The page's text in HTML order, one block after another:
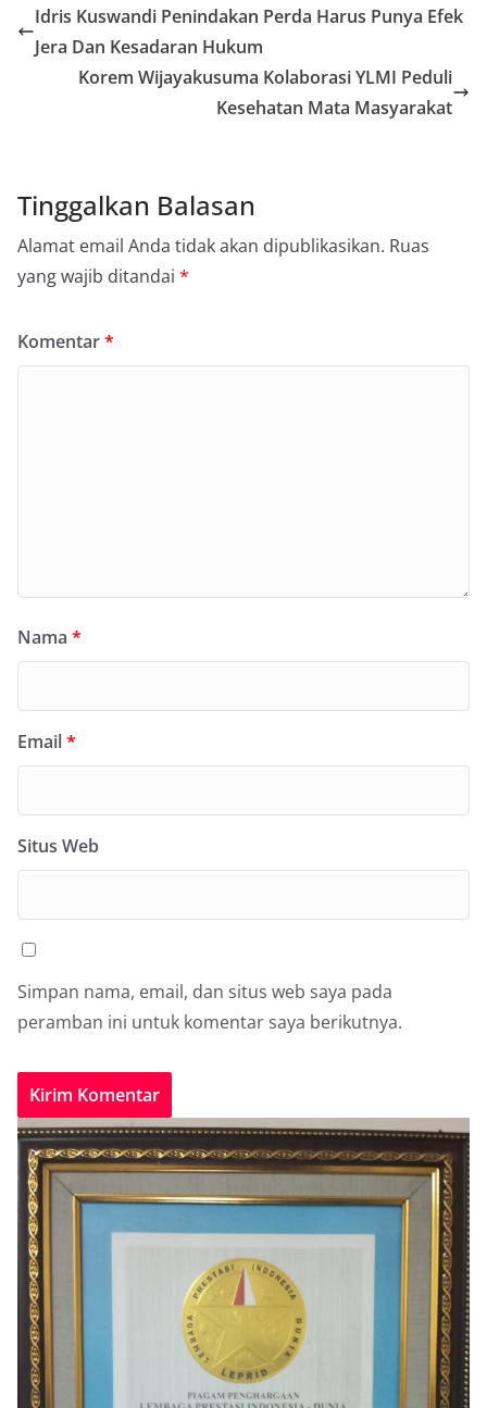
Idris Kuswandi Penindakan Perda Harus Punya Efek
Jera Dan Kesadaran Hukum
Korem Wijayakusuma Kolaborasi YLMI Peduli
Kesehatan Mata Masyarakat
Tinggalkan Balasan
Alamat email Anda tidak akan dipublikasikan. Ruas
yang wajib ditandai *
Komentar*
Nama *
Email*
Situs Web
Simpan nama, email, dan situs web saya pada
peramban ini untuk komentar saya berikutnya.